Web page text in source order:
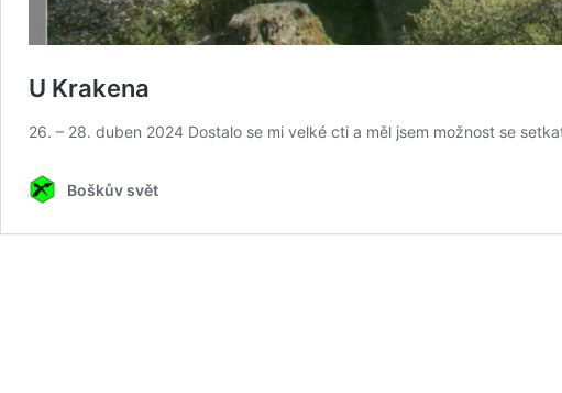
U Krakena
26. – 28. duben 2024 Dostalo se mi velké cti a měl jsem možnost se
Boškův svět